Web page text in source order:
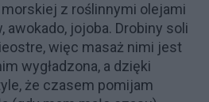
morskiej z roślinnymi olejami
awokado, jojoba. Drobiny soli
więc masaż nimi jest
wygładzona, a dzięki
że czasem pomijam